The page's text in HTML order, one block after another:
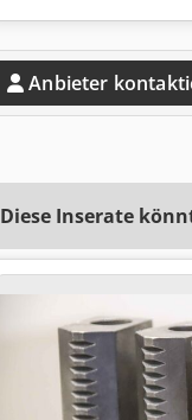
Anbieter
Diese Inserate